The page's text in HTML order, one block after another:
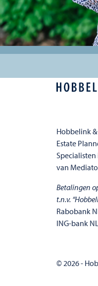
Hobbelink
Estate
van
Betalingen
t.n.v.
Rabobank
ING-bank
© 2026 -